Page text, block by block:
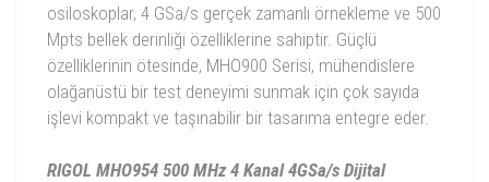
osiloskoplar, 4 GSa/s gerçek zamanlı örnekleme ve 500
Mpts bellek derinliği özelliklerine sahiptir. Güçlü
özelliklerinin ötesinde, MHO900 Serisi, mühendislere
olağanüstü bir test deneyimi sunmak için çok sayıda
işlevi kompakt ve taşınabilir bir tasarıma entegre eder.
RIGOL MHO954 500 MHz 4 Kanal 4GSa/s Dijital